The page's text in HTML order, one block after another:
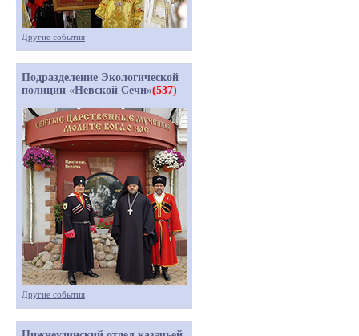
Другие события
Подразделение Экологической
полиции «Невской Сечи»(537)
Другие события